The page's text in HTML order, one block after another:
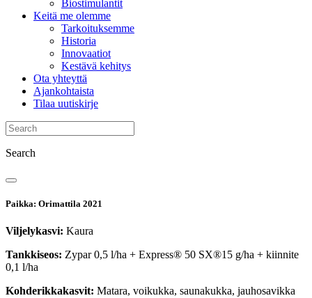
Biostimulantit
Keitä me olemme
Tarkoituksemme
Historia
Innovaatiot
Kestävä kehitys
Ota yhteyttä
Ajankohtaista
Tilaa uutiskirje
Search
Paikka: Orimattila 2021
Viljelykasvi: Kaura
Tankkiseos: Zypar 0,5 l/ha + Express® 50 SX®15 g/ha + kiinnite
0,1 l/ha
Kohderikkakasvit: Matara, voikukka, saunakukka, jauhosavikka